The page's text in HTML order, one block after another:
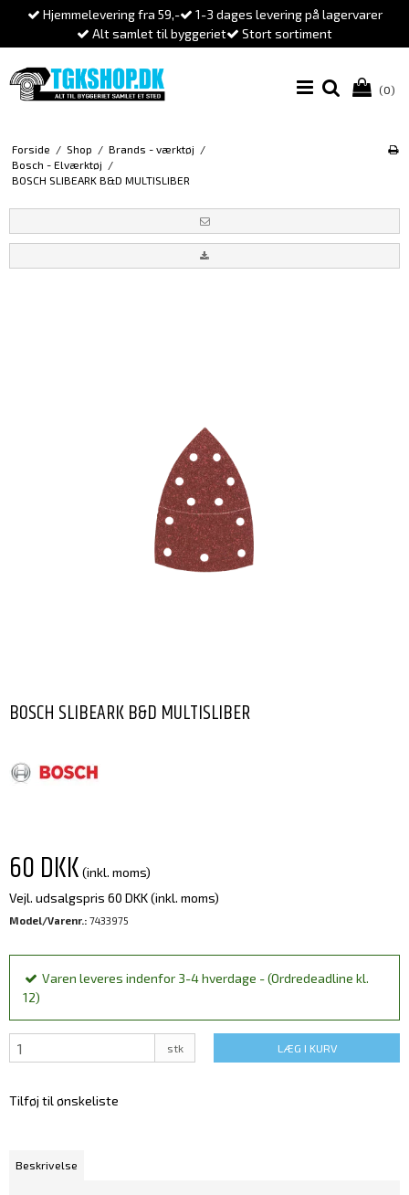
Hjemmelevering fra 59,-
1-3 dages levering på lagervarer
Alt samlet til byggeriet
Stort sortiment
(0)
Forside / Shop / Brands - værktøj /
Bosch - Elværktøj /
BOSCH SLIBEARK B&D MULTISLIBER
BOSCH SLIBEARK B&D MULTISLIBER
60 DKK (inkl. moms)
Vejl. udsalgspris 60 DKK(inkl. moms)
Model/Varenr.: 7433975
Varen leveres indenfor 3-4 hverdage - (Ordredeadline kl.
12)
stk LÆG I KURV
Tilføj til ønskeliste
Beskrivelse